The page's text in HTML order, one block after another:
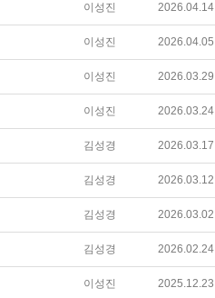
이성진 2026.04.14
이성진 2026.04.05
이성진 2026.03.29
이성진 2026.03.24
김성경 2026.03.17
김성경 2026.03.12
김성경 2026.03.02
김성경 2026.02.24
이성진 2025.12.23